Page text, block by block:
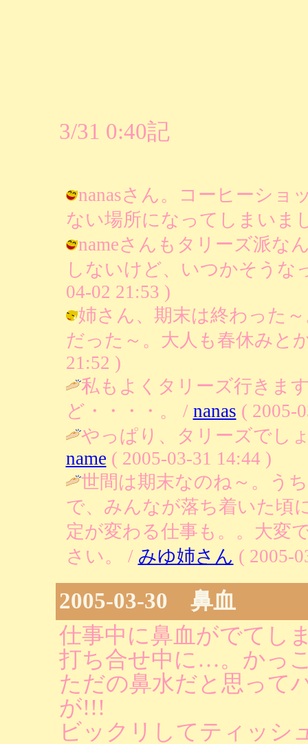
3/31 0:40記
nanasさん。コーヒーショ
ない場所になってしまいま
nameさんもタリーズ派な
しないけど、いつかそうな
04-02 21:53 )
姉さん、期末は終わった
だった～。大人も春休みと
21:52 )
私もよくタリーズ行きま
ど・・・・。 / nanas ( 2005-
やっぱり、タリーズでし
name ( 2005-03-31 14:44 )
世間は期末なのね～。う
で、みんなが落ち着いた頃
定が変わる仕事も。。大変
さい。 / みゆ姉さん ( 2005-
2005-03-30 鼻血
仕事中に鼻血がでてし
打ち合せ中に…。かっ
ただの鼻水だと思って
が!!!
ビックリしてティッシ